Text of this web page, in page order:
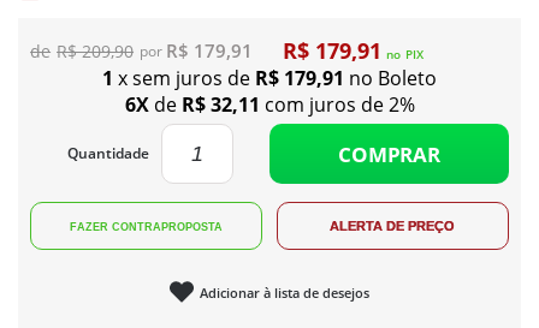
R$ 209,90 R$ 179,91 R$ 179,91 no PIX
1 x sem juros de R$ 179,91 no Boleto
6Xde R$ 32,11 com juros de 2%
Quantidade COMPRAR
Adicionar à lista de desejos